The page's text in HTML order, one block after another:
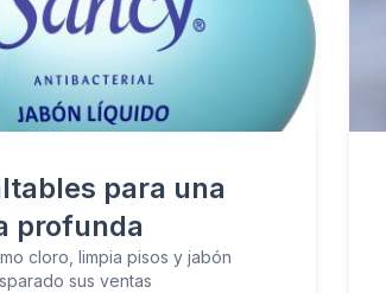
para una
profunda
cloro, limpia pisos y jabón
sus ventas